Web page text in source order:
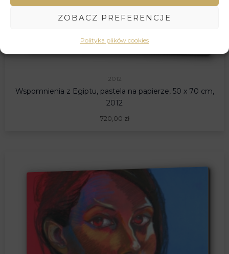
ZOBACZ PREFERENCJE
Polityka plików cookies
2012
Wspomnienia z Egiptu, pastela na papierze, 50 x 70 cm,
2012
720,00 zł